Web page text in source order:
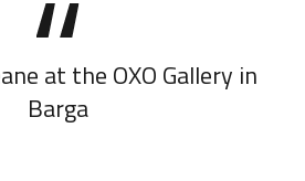
at the OXO Gallery in
Barga